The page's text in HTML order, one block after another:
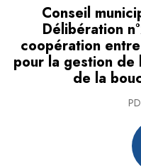
Conseil
Délibération
coopération
pour la gestion de
de la